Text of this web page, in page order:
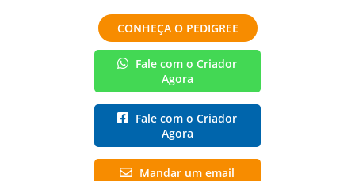
CONHEÇA O PEDIGREE
Fale com o Criador
Agora
Fale com o Criador
Agora
Mandar um email